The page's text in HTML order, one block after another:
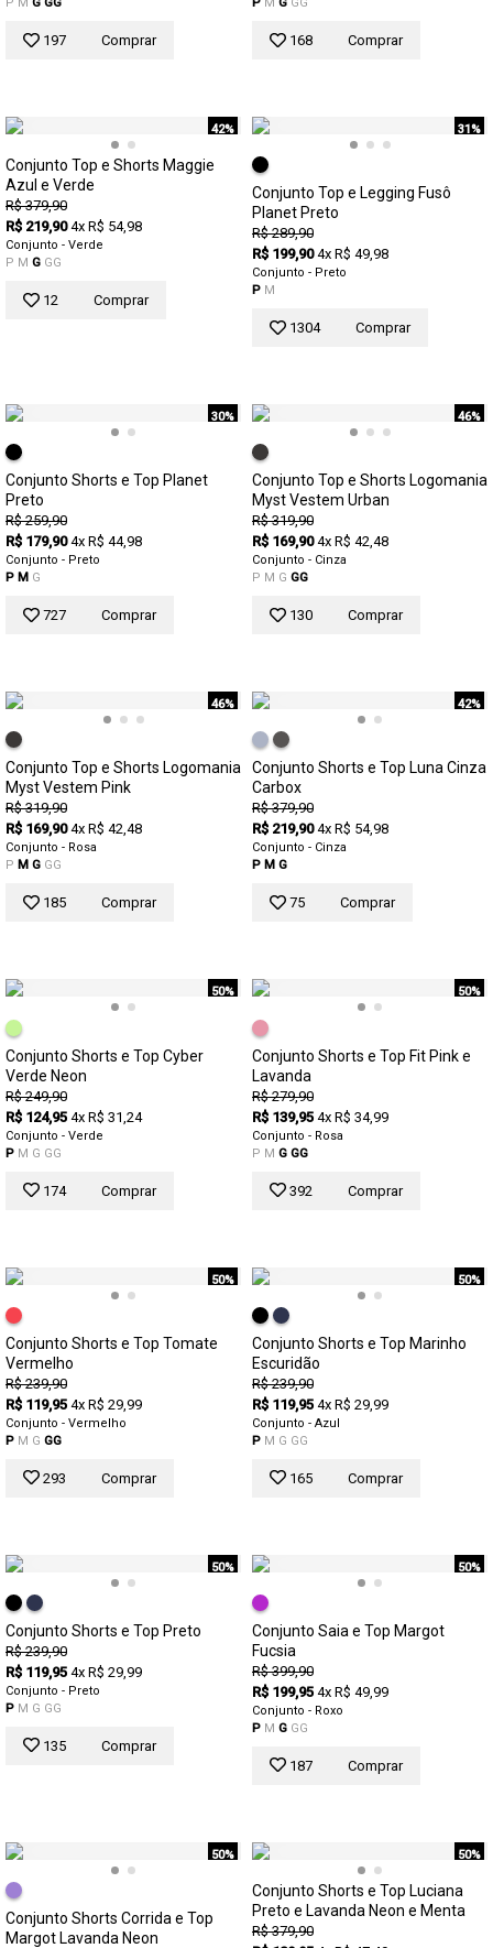
P M G GG
197 Comprar
P M G GG
168 Comprar
42%
Conjunto Top e Shorts Maggie
Azul e Verde
R$ 379,90
R$ 219,90 4x R$ 54,98
Conjunto - Verde
P M G GG
12 Comprar
31%
Conjunto Top e Legging Fusô
Planet Preto
R$ 289,90
R$ 199,90 4x R$ 49,98
Conjunto - Preto
P M
1304 Comprar
30%
Conjunto Shorts e Top Planet
Preto
R$ 259,90
R$ 179,90 4x R$ 44,98
Conjunto - Preto
P M G
727 Comprar
46%
Conjunto Top e Shorts Logomania
Myst Vestem Urban
R$ 319,90
R$ 169,90 4x R$ 42,48
Conjunto - Cinza
P M G GG
130 Comprar
46%
Conjunto Top e Shorts Logomania
Myst Vestem Pink
R$ 319,90
R$ 169,90 4x R$ 42,48
Conjunto - Rosa
P M G GG
185 Comprar
42%
Conjunto Shorts e Top Luna Cinza
Carbox
R$ 379,90
R$ 219,90 4x R$ 54,98
Conjunto - Cinza
P M G
75 Comprar
50%
Conjunto Shorts e Top Cyber
Verde Neon
R$ 249,90
R$ 124,95 4x R$ 31,24
Conjunto - Verde
P M G GG
174 Comprar
50%
Conjunto Shorts e Top Fit Pink e
Lavanda
R$ 279,90
R$ 139,95 4x R$ 34,99
Conjunto - Rosa
P M G GG
392 Comprar
50%
Conjunto Shorts e Top Tomate
Vermelho
R$ 239,90
R$ 119,95 4x R$ 29,99
Conjunto - Vermelho
P M G GG
293 Comprar
50%
Conjunto Shorts e Top Marinho
Escuridão
R$ 239,90
R$ 119,95 4x R$ 29,99
Conjunto - Azul
P M G GG
165 Comprar
50%
Conjunto Shorts e Top Preto
R$ 239,90
R$ 119,95 4x R$ 29,99
Conjunto - Preto
P M G GG
135 Comprar
50%
Conjunto Saia e Top Margot
Fucsia
R$ 399,90
R$ 199,95 4x R$ 49,99
Conjunto - Roxo
P M G GG
187 Comprar
50%
Conjunto Shorts Corrida e Top
Margot Lavanda Neon
50%
Conjunto Shorts e Top Luciana
Preto e Lavanda Neon e Menta
R$ 379,90